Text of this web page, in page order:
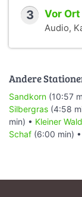
3 Vor
Audio,
Andere
Sandkorn (10:57
Silbergras (4:58
min) • Kleiner
Schaf (6:00 min) •